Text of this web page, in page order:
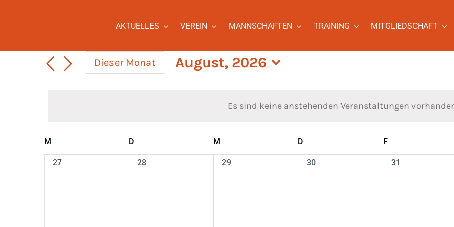
AKTUELLES VEREIN MANNSCHAFTEN TRAINING MITGLIEDSCHAFT
Veranstaltungen
Hinweis
Es sind keine anstehenden Veranstaltungen
Dieser Monat
August, 2026
Kalender
von
Veranstaltungen
M D M D FFreitag
0
27
0
28
0
29
0
30
0
31